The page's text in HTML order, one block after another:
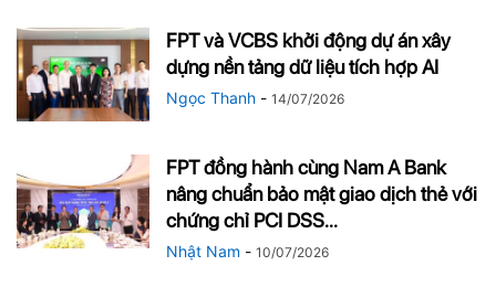
FPT và VCBS khởi động dự án xây
dựng nền tảng dữ liệu tích hợp AI
Ngọc Thanh - 14/07/2026
FPT đồng hành cùng Nam A Bank
nâng chuẩn bảo mật giao dịch thẻ với
chứng chỉ PCI DSS...
Nhật Nam - 10/07/2026